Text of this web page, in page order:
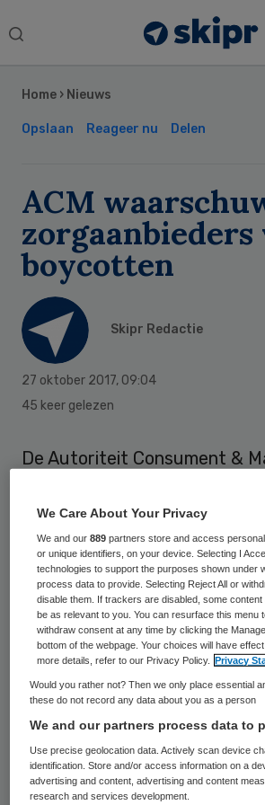
Search
Home › Nieuws
Opslaan Reageer nu Delen
ACM
boycotten
Skipr Redactie
27 oktober 2017, 09:04
45 keer gelezen
De Autoriteit Consument &
huisartsen, fysiotherapeuten
verloskundigen dat het
zorgcontracten collectief te
“Het is in strijd met de
nadelig voor patiënten en
schadelijk voor de zorg”,
concurrentiewaakhond
Zorgverzekeraars moeten de
weken contracten afsluiten
zogeheten zorgaanbieders in
van de gezondheidszorg.
Sidebar
We Care About Your Privacy
We and our889 partners store and access
or unique identifiers, on your device. Selecting I
technologies to support the purposes shown under
process data to provide. Selecting Reject All or
disable them. If trackers are disabled, some
be as relevant to you. You can resurface this menu
withdraw consent at any time by clicking the
bottom of the webpage. Your choices will have
more details, refer to our Privacy Policy.
Privacy
Would you rather not? Then we only place essential
these do not record any data about you as a person
We and our partners process data to
Use precise geolocation data. Actively scan device
identification. Store and/or access information on a
advertising and content, advertising and content
research and services development.